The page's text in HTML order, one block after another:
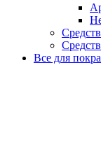
Все для